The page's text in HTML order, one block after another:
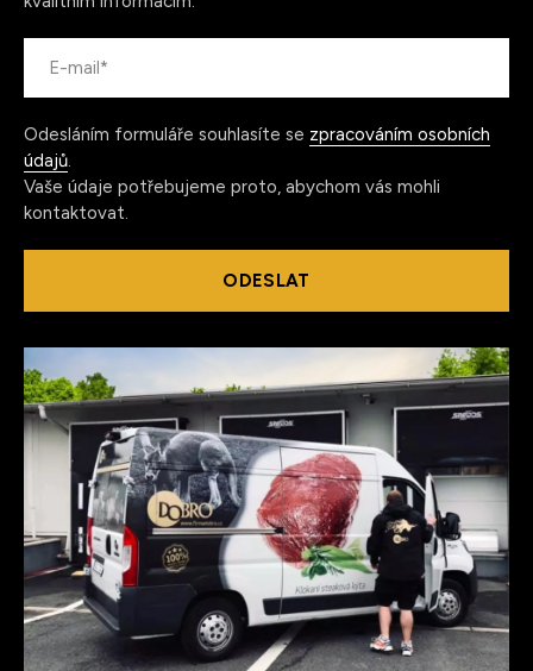
Odesláním formuláře souhlasíte se zpracováním osobních
údajů.
Vaše údaje potřebujeme proto, abychom vás mohli
kontaktovat.
ODESLAT